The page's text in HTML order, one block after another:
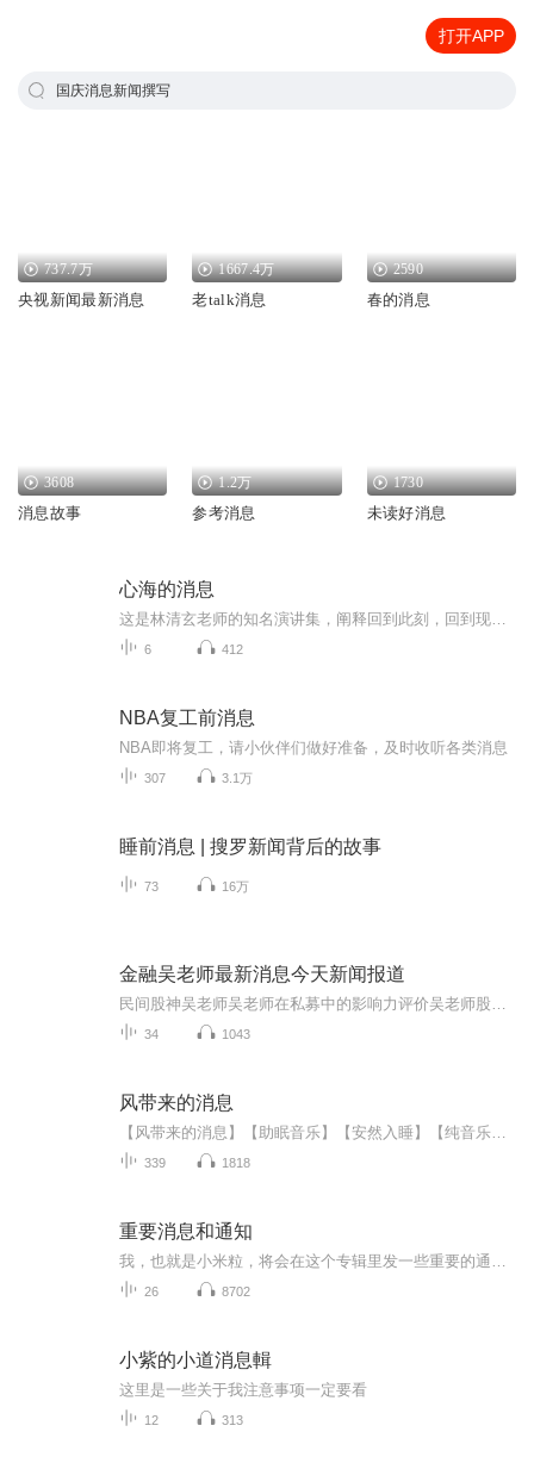
打开APP
国庆消息新闻撰写
737.7万
央视新闻最新消息
1667.4万
老talk消息
2590
春的消息
3608
消息故事
1.2万
参考消息
1730
未读好消息
心海的消息
6 412
NBA复工前消息
NBA即将复工，请小伙伴们做好准备，及时收听各类消息
307 3.1万
睡前消息 | 搜罗新闻背后的故事
73 16万
金融吴老师最新消息今天新闻报道
34 1043
风带来的消息
339 1818
重要消息和通知
26 8702
小紫的小道消息輯
这里是一些关于我注意事项一定要看
12 313